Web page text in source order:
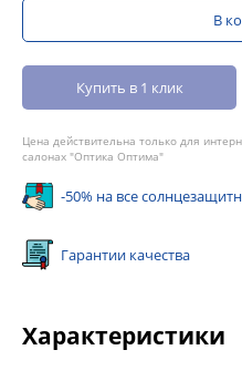
В
Купить в 1 клик
Цена действительна только для
салонах "Оптика Оптима"
-50% на все
Гарантии качества
Характеристики